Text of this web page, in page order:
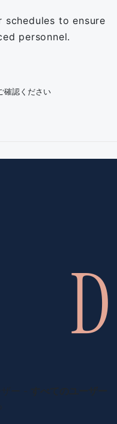
to ensure
personnel.
確認ください